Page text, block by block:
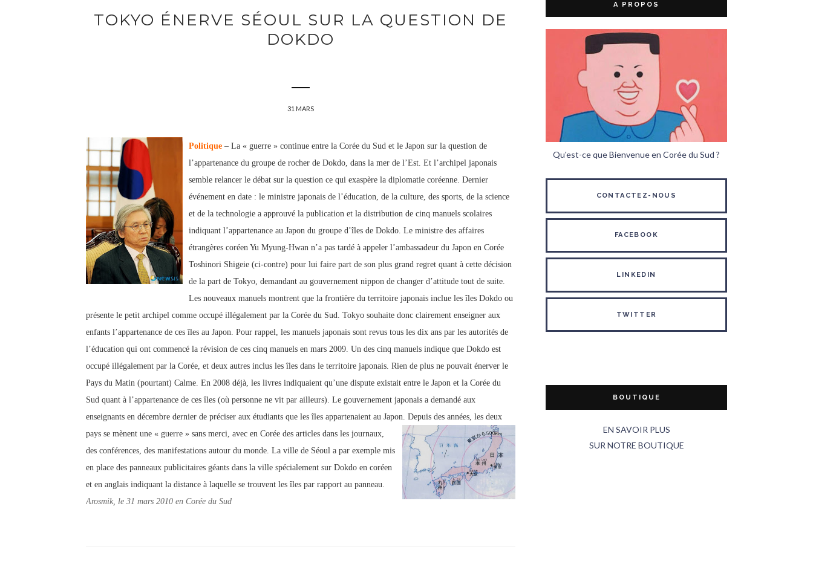
TOKYO ÉNERVE SÉOUL SUR LA QUESTION DE
DOKDO
31 MARS
Politique – La « guerre » continue entre la Corée du Sud et le Japon sur la question de
l’appartenance du groupe de rocher de Dokdo, dans la mer de l’Est. Et l’archipel japonais
semble relancer le débat sur la question ce qui exaspère la diplomatie coréenne. Dernier
événement en date : le ministre japonais de l’éducation, de la culture, des sports, de la science
et de la technologie a approuvé la publication et la distribution de cinq manuels scolaires
indiquant l’appartenance au Japon du groupe d’îles de Dokdo. Le ministre des affaires
étrangères coréen Yu Myung-Hwan n’a pas tardé à appeler l’ambassadeur du Japon en Corée
Toshinori Shigeie (ci-contre) pour lui faire part de son plus grand regret quant à cette décision
de la part de Tokyo, demandant au gouvernement nippon de changer d’attitude tout de suite.
Les nouveaux manuels montrent que la frontière du territoire japonais inclue les îles Dokdo ou
présente le petit archipel comme occupé illégalement par la Corée du Sud. Tokyo souhaite donc clairement enseigner aux
enfants l’appartenance de ces îles au Japon. Pour rappel, les manuels japonais sont revus tous les dix ans par les autorités de
l’éducation qui ont commencé la révision de ces cinq manuels en mars 2009. Un des cinq manuels indique que Dokdo est
occupé illégalement par la Corée, et deux autres inclus les îles dans le territoire japonais. Rien de plus ne pouvait énerver le
Pays du Matin (pourtant) Calme. En 2008 déjà, les livres indiquaient qu’une dispute existait entre le Japon et la Corée du
Sud quant à l’appartenance de ces îles (où personne ne vit par ailleurs). Le gouvernement japonais a demandé aux
enseignants en décembre dernier de préciser aux étudiants que les îles appartenaient au Japon. Depuis des années, les deux
pays se mènent une « guerre » sans merci, avec en Corée des articles dans les journaux,
des conférences, des manifestations autour du monde. La ville de Séoul a par exemple mis
en place des panneaux publicitaires géants dans la ville spécialement sur Dokdo en coréen
et en anglais indiquant la distance à laquelle se trouvent les îles par rapport au panneau.
Arosmik, le 31 mars 2010 en Corée du Sud
A PROPOS
Qu'est-ce que Bienvenue en Corée du Sud ?
CONTACTEZ-NOUS
FACEBOOK
LINKEDIN
TWITTER
BOUTIQUE
EN SAVOIR PLUS
SUR NOTRE BOUTIQUE